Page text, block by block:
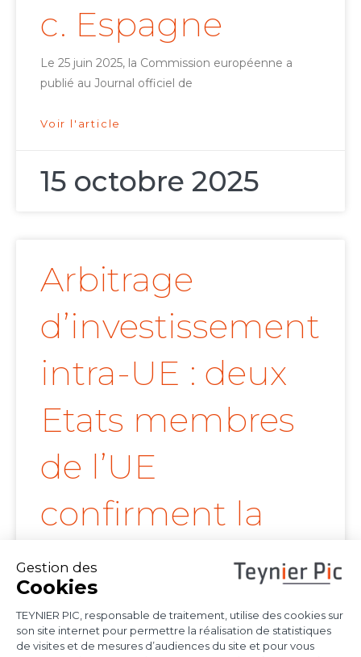
c. Espagne
Le 25 juin 2025, la Commission européenne a
publié au Journal officiel de
Voir l'article
15 octobre 2025
Arbitrage
d’investissement
intra-UE : deux
Etats membres
de l’UE
confirment la
portée de l’arrêt
Achmea
Les juridictions nationales continuent de tirer